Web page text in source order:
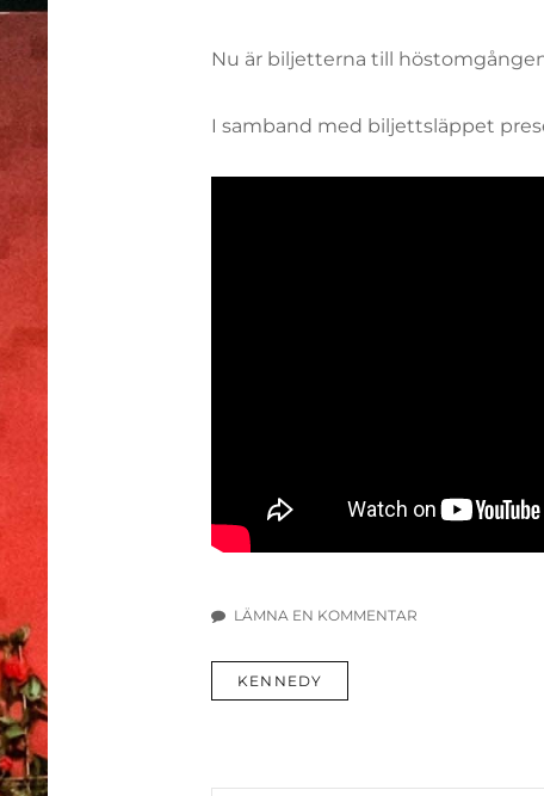
Nu är biljetterna till
I samband med biljettsläppet
LÄMNA EN KOMMENTAR
BILJETTER
TILL
17-
ETIKETTER
KENNEDY